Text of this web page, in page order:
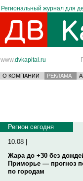
Региональный журнал для
www.dvkapital.ru
О КОМПАНИИ РЕКЛАМА
Регион сегодня
10.08 |
Жара до +30 без
Приморье — прогноз
по городам